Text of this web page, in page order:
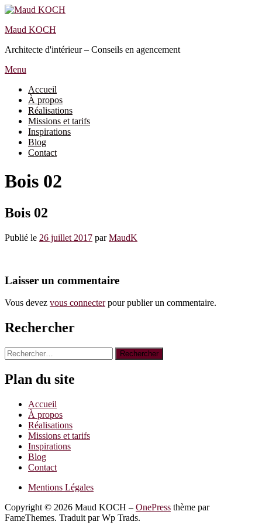
Aller
contenu
Maud KOCH
Architecte d'intérieur – Conseils en agencement
Menu
Accueil
À propos
Réalisations
Missions et tarifs
Inspirations
Blog
Contact
Bois 02
Bois 02
Publié le 26 juillet 2017 parMaudK
Laisser un commentaire
Vous devez vous connecterpour publier un commentaire.
Rechercher
Rechercher :
Plan du site
Accueil
À propos
Réalisations
Missions et tarifs
Inspirations
Blog
Contact
Mentions Légales
Copyright © 2026 Maud KOCH – OnePress thème par
FameThemes. Traduit par Wp Trads.